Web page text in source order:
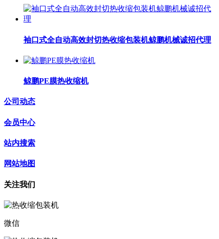
袖口式全自动高效封切热收缩包装机鲸鹏机械诚招代理
鲸鹏PE膜热收缩机
公司动态
会员中心
站内搜索
网站地图
关注我们
微信